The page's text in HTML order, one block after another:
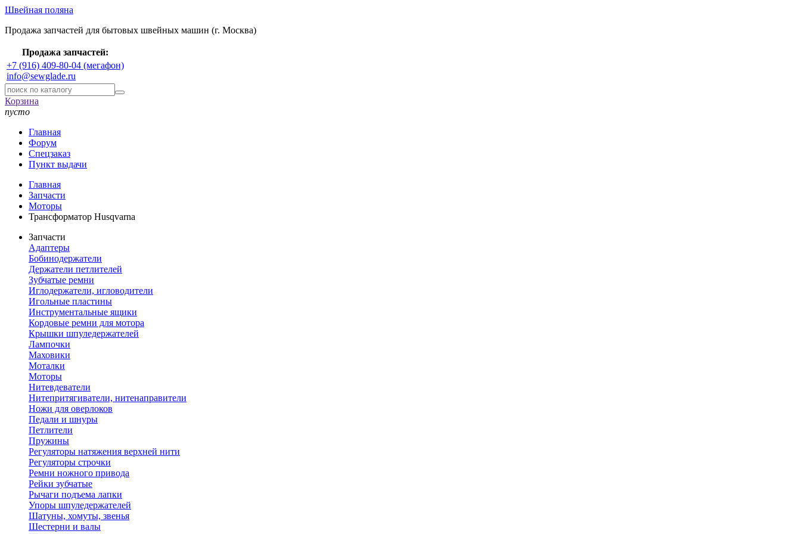
Швейная поляна
Продажа запчастей для бытовых швейных машин (г. Москва)
Продажа запчастей:
+7 (916) 409-80-04 (мегафон)
info@sewglade.ru
Корзина
пусто
Главная
Форум
Спецзаказ
Пункт выдачи
Главная
Запчасти
Моторы
Трансформатор Husqvarna
Запчасти
Адаптеры
Бобинодержатели
Держатели петлителей
Зубчатые ремни
Иглодержатели, игловодители
Игольные пластины
Инструментальные ящики
Кордовые ремни для мотора
Крышки шпуледержателей
Лампочки
Маховики
Моталки
Моторы
Нитевдеватели
Нитепритягиватели, нитенаправители
Ножи для оверлоков
Педали и шнуры
Петлители
Пружины
Регуляторы натяжения верхней нити
Регуляторы строчки
Ремни ножного привода
Рейки зубчатые
Рычаги подъема лапки
Упоры шпуледержателей
Шатуны, хомуты, звенья
Шестерни и валы